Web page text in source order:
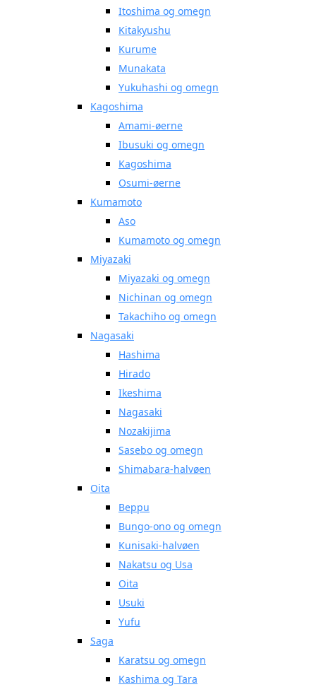
Itoshima og omegn
Kitakyushu
Kurume
Munakata
Yukuhashi og omegn
Kagoshima
Amami-øerne
Ibusuki og omegn
Kagoshima
Osumi-øerne
Kumamoto
Aso
Kumamoto og omegn
Miyazaki
Miyazaki og omegn
Nichinan og omegn
Takachiho og omegn
Nagasaki
Hashima
Hirado
Ikeshima
Nagasaki
Nozakijima
Sasebo og omegn
Shimabara-halvøen
Oita
Beppu
Bungo-ono og omegn
Kunisaki-halvøen
Nakatsu og Usa
Oita
Usuki
Yufu
Saga
Karatsu og omegn
Kashima og Tara